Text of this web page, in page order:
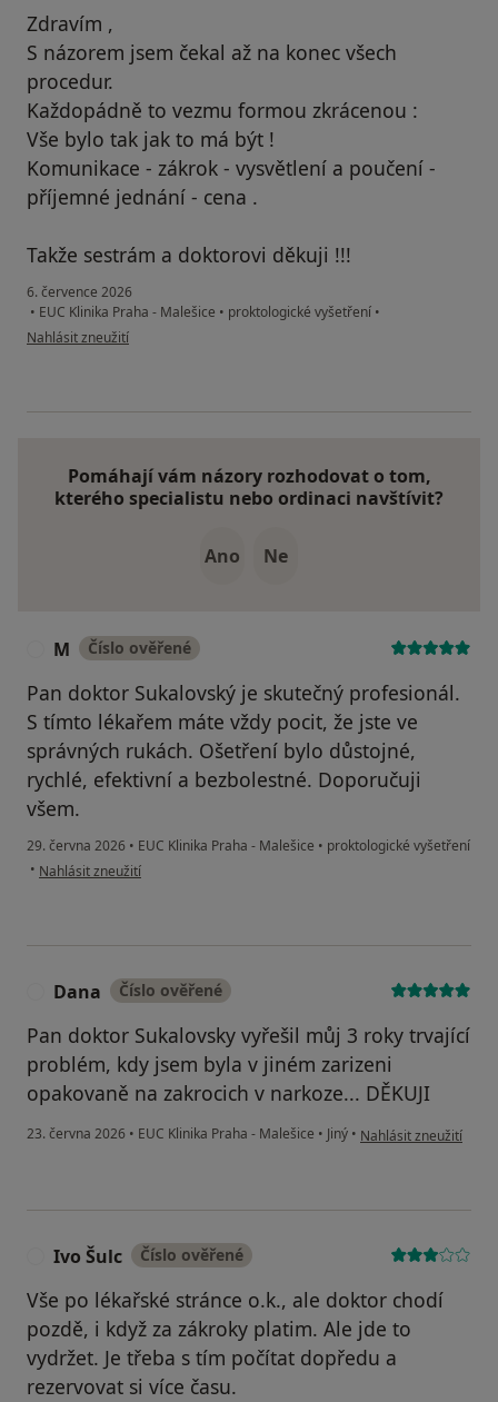
Zdravím ,
S názorem jsem čekal až na konec všech
procedur.
Každopádně to vezmu formou zkrácenou :
Vše bylo tak jak to má být !
Komunikace - zákrok - vysvětlení a poučení -
příjemné jednání - cena .
Takže sestrám a doktorovi děkuji !!!
6. července 2026
• EUC Klinika Praha - Malešice • proktologické vyšetření •
podle názoru uživatele RR
Nahlásit zneužití
Pomáhají vám názory rozhodovat o tom,
kterého specialistu nebo ordinaci navštívit?
Ano Ne
M Číslo ověřené
Pan doktor Sukalovský je skutečný profesionál.
S tímto lékařem máte vždy pocit, že jste ve
správných rukách. Ošetření bylo důstojné,
rychlé, efektivní a bezbolestné. Doporučuji
všem.
29. června 2026 • EUC Klinika Praha - Malešice • proktologické vyšetření
• podle názoru uživatele M
Nahlásit zneužití
Dana Číslo ověřené
Pan doktor Sukalovsky vyřešil můj 3 roky trvající
problém, kdy jsem byla v jiném zarizeni
opakovaně na zakrocich v narkoze... DĚKUJI
23. června 2026 • EUC Klinika Praha - Malešice • Jiný • podle názoru
Nahlásit zneužití
Ivo Šulc Číslo ověřené
Vše po lékařské stránce o.k., ale doktor chodí
pozdě, i když za zákroky platim. Ale jde to
vydržet. Je třeba s tím počítat dopředu a
rezervovat si více času.